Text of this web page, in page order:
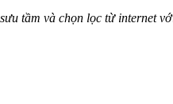
tầm và chọn lọc từ internet